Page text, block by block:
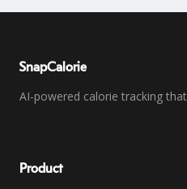
SnapCalorie
AI-powered calorie tracking
Product